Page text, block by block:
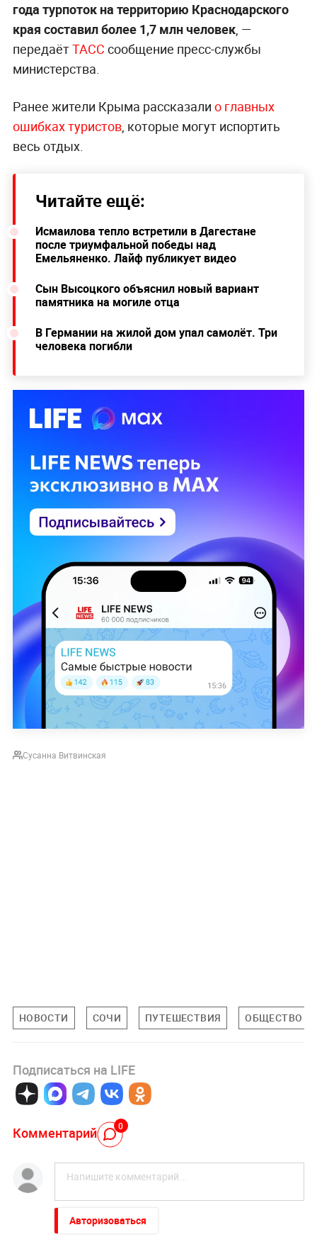
года турпоток на территорию Краснодарского
края составил более 1,7 млн человек, —
передаётТАСС сообщение пресс-службы
министерства.
Ранее жители Крыма рассказали о главных
ошибках туристов, которые могут испортить
весь отдых.
Читайте ещё:
Исмаилова тепло встретили в Дагестане
после триумфальной победы над
Емельяненко. Лайф публикует видео
Сын Высоцкого объяснил новый вариант
памятника на могиле отца
В Германии на жилой дом упал самолёт. Три
человека погибли
Сусанна Витвинская
НОВОСТИ СОЧИ ПУТЕШЕСТВИЯ ОБЩЕСТВО
Подписаться на LIFE
Комментарий 0
Авторизоваться